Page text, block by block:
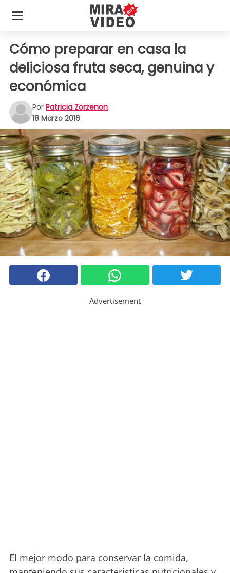
Cómo preparar en casa la
deliciosa fruta seca, genuina y
económica
Por Patricia Zorzenon
18 Marzo 2016
Advertisement
El mejor modo para conservar la comida,